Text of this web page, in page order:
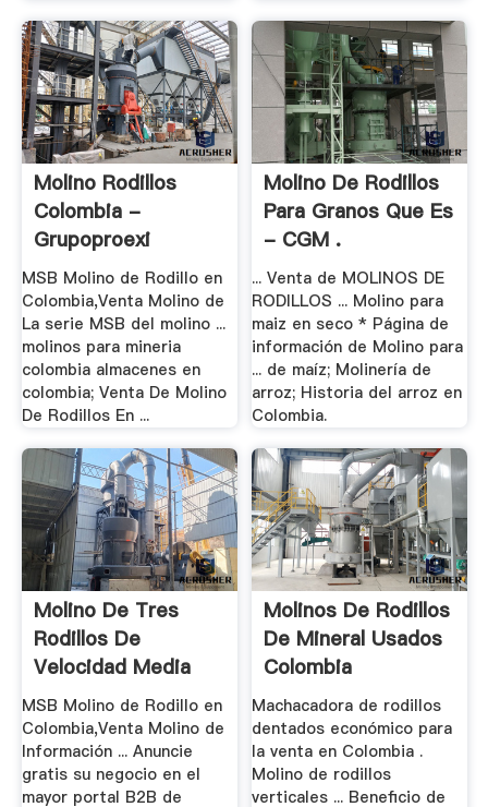
Molino Rodillos
Colombia -
Grupoproexi
MSB Molino de Rodillo en
Colombia,Venta Molino de
La serie MSB del molino ...
molinos para mineria
colombia almacenes en
colombia; Venta De Molino
De Rodillos En ...
Molino De Rodillos
Para Granos Que Es
- CGM .
... Venta de MOLINOS DE
RODILLOS ... Molino para
maiz en seco * Página de
información de Molino para
... de maíz; Molinería de
arroz; Historia del arroz en
Colombia.
Molino De Tres
Rodillos De
Velocidad Media
Precio .
MSB Molino de Rodillo en
Colombia,Venta Molino de
Información ... Anuncie
gratis su negocio en el
mayor portal B2B de
Molinos De Rodillos
De Mineral Usados
Colombia
Machacadora de rodillos
dentados económico para
la venta en Colombia .
Molino de rodillos
verticales ... Beneficio de